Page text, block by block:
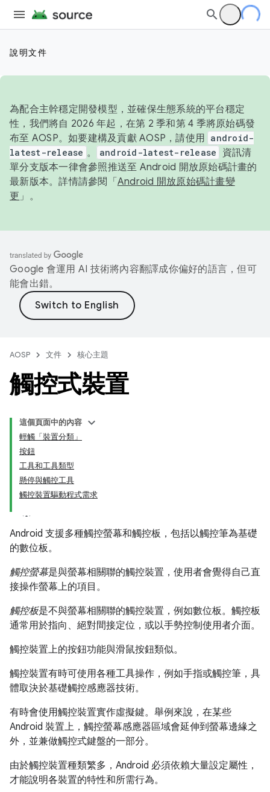
說明文件
為配合主幹穩定開發模型，並確保生態系統的平台穩定
性，我們將自 2026 年起，在第 2 季和第 4 季將原始碼發
布至 AOSP。如要建構及貢獻 AOSP，請使用 android-
latest-release 。 android-latest-release
資訊清
單分支版本一律會參照推送至 Android 開放原始碼計畫的
最新版本。詳情請參閱「 Android 開放原始碼計畫變
更 」。
Google 會運用 AI 技術將內容翻譯成你偏好的語言，但可
能會出錯。
AOSP 文件 核心主題
觸控式裝置
這個頁面中的內容
輕觸「裝置分類」
按鈕
工具和工具類型
懸停與觸控工具
觸控裝置驅動程式需求
Android 支援多種觸控螢幕和觸控板，包括以觸控筆為基礎
的數位板。
觸控螢幕是與螢幕相關聯的觸控裝置，使用者會覺得自己直
接操作螢幕上的項目。
觸控板是不與螢幕相關聯的觸控裝置，例如數位板。觸控板
通常用於指向、絕對間接定位，或以手勢控制使用者介面。
觸控裝置上的按鈕功能與滑鼠按鈕類似。
觸控裝置有時可使用各種工具操作，例如手指或觸控筆，具
體取決於基礎觸控感應器技術。
有時會使用觸控裝置實作虛擬鍵。舉例來說，在某些
Android 裝置上，觸控螢幕感應器區域會延伸到螢幕邊緣之
外，並兼做觸控式鍵盤的一部分。
由於觸控裝置種類繁多，Android 必須依賴大量設定屬性，
才能說明各裝置的特性和所需行為。